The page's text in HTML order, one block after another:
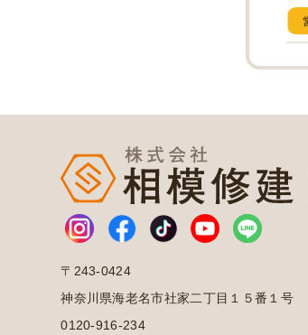
〒243-0424
神奈川県海老名市社家二丁目１５番１号
0120-916-234